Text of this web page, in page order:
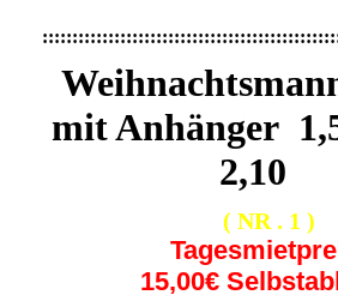
mit Anhänger
2,10
( NR . 1 )
15,00€